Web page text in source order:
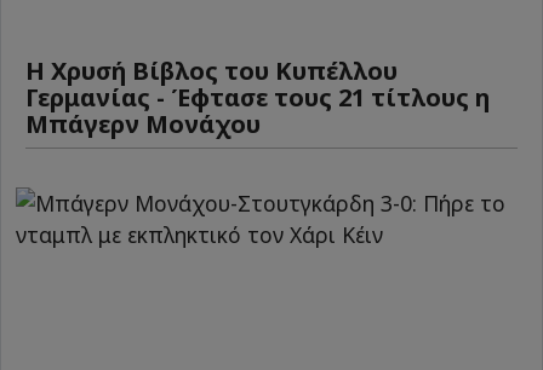
Η Χρυσή Βίβλος του Κυπέλλου
Γερμανίας - Έφτασε τους 21 τίτλους η
Μπάγερν Μονάχου